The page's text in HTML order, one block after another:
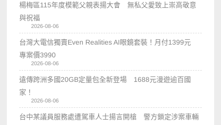
楊梅區115年度模範父親表揚大會 無私父愛致上崇高敬意
與祝福
2026-08-06
台灣大電信獨賣Even Realities AI眼鏡套裝！月付1399元
專案價3990
2026-08-06
遠傳跨洲多國20GB定量包全新登場 1688元漫遊逾百國
家！
2026-08-06
台中某議員服務處遭駕車人士揚言開槍 警方鎖定涉案車輛